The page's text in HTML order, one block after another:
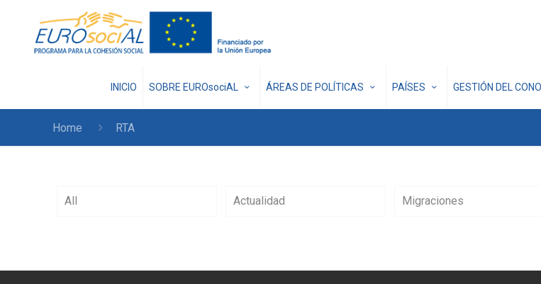
INICIO SOBRE EUROsociAL ÁREAS DE POLÍTICAS PAÍSES GESTIÓN DEL
Home RTA
All Actualidad Migraciones